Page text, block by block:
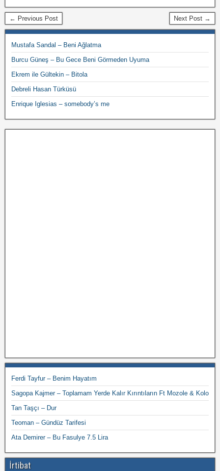
← Previous Post Next Post →
Mustafa Sandal – Beni Ağlatma
Burcu Güneş – Bu Gece Beni Görmeden Uyuma
Ekrem ile Gültekin – Bitola
Debreli Hasan Türküsü
Enrique Iglesias – somebody’s me
Ferdi Tayfur – Benim Hayatım
Sagopa Kajmer – Toplamam Yerde Kalır Kırıntıların Ft Mozole & Kolo
Tan Taşçı – Dur
Teoman – Gündüz Tarifesi
Ata Demirer – Bu Fasulye 7.5 Lira
İrtibat